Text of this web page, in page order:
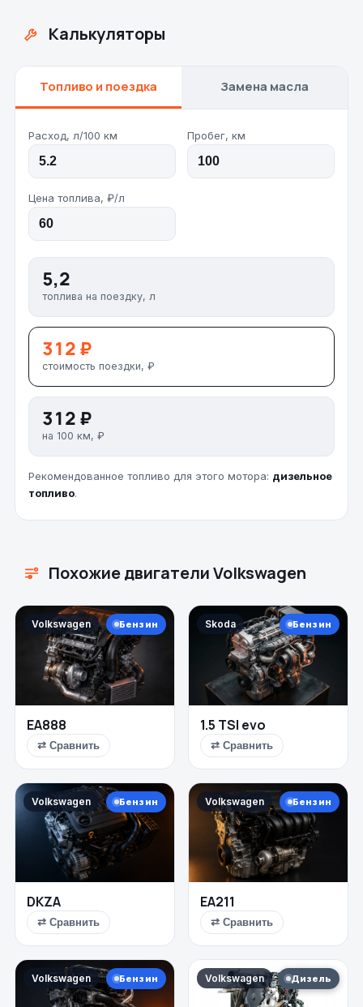
Калькуляторы
Топливо и поездка Замена масла
Расход, л/100 км Пробег, км
Цена топлива, ₽/л
5,2
топлива на поездку, л
312 ₽
стоимость поездки, ₽
312 ₽
на 100 км, ₽
Рекомендованное топливо для этого мотора: дизельное
топливо.
Похожие двигатели Volkswagen
Volkswagen Бензин
EA888
⇄ Сравнить
Skoda Бензин
1.5 TSI evo
⇄ Сравнить
Volkswagen Бензин
DKZA
⇄ Сравнить
Volkswagen Бензин
EA211
⇄ Сравнить
Volkswagen Бензин Volkswagen Дизель